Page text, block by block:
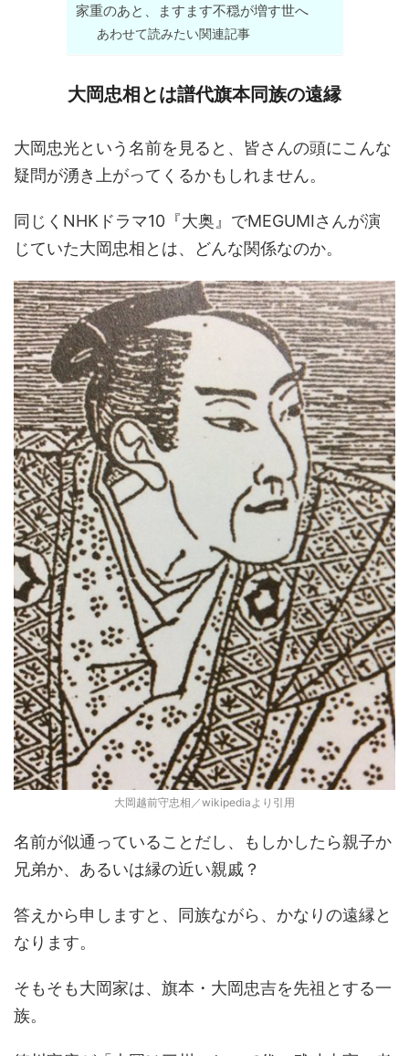
家重のあと、ますます不穏が増す世へ
あわせて読みたい関連記事
大岡忠相とは譜代旗本同族の遠縁
大岡忠光という名前を見ると、皆さんの頭にこんな
疑問が湧き上がってくるかもしれません。
同じくNHKドラマ10『大奥』でMEGUMIさんが演
じていた大岡忠相とは、どんな関係なのか。
大岡越前守忠相／wikipediaより引用
名前が似通っていることだし、もしかしたら親子か
兄弟か、あるいは縁の近い親戚？
答えから申しますと、同族ながら、かなりの遠縁と
なります。
そもそも大岡家は、旗本・大岡忠吉を先祖とする一
族。